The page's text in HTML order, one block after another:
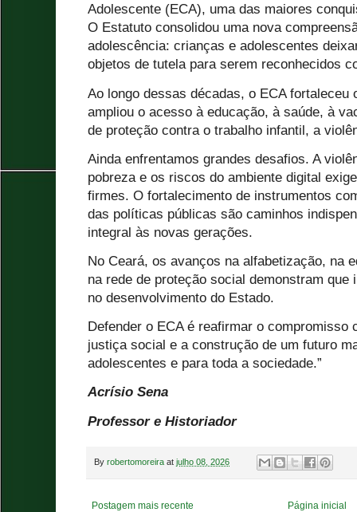
Adolescente (ECA), uma das maiores
O Estatuto consolidou uma nova
adolescência: crianças e adolescentes
objetos de tutela para serem reconhecidos
Ao longo dessas décadas, o ECA fortaleceu
ampliou o acesso à educação, à saúde, à
de proteção contra o trabalho infantil, a
Ainda enfrentamos grandes desafios. A
pobreza e os riscos do ambiente digital
firmes. O fortalecimento de instrumentos
das políticas públicas são caminhos
integral às novas gerações.
No Ceará, os avanços na alfabetização, na
na rede de proteção social demonstram
no desenvolvimento do Estado.
Defender o ECA é reafirmar o compromisso
justiça social e a construção de um futuro
adolescentes e para toda a sociedade.”
Acrísio Sena
Professor e Historiador
By robertomoreira at julho 08, 2026
Postagem mais recente Página inicial